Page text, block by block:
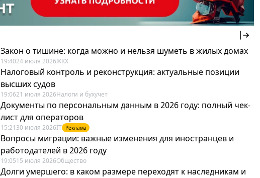
Закон о тишине: когда можно и нельзя шуметь в жилых домах
19:4024 июля 2026ЖКХ
Налоговый контроль и реконструкция: актуальные позиции
высших судов
19:0621 июля 2026Налоги и бухучет
Документы по персональным данным в 2026 году: полный чек-
лист для операторов
15:21 30 июля 2026IT Реклама
Вопросы миграции: важные изменения для иностранцев и
работодателей в 2026 году
19:0515 июля 2026Общество
Долги умершего: в каком размере переходят к наследникам и